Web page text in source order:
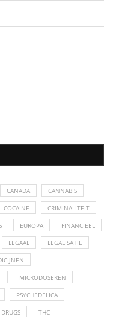
CANADA CANNABIS
COCAINE CRIMINALITEIT
EUROPA FINANCIEEL
LEGAAL LEGALISATIE
MICRODOSEREN
PSYCHEDELICA
THC